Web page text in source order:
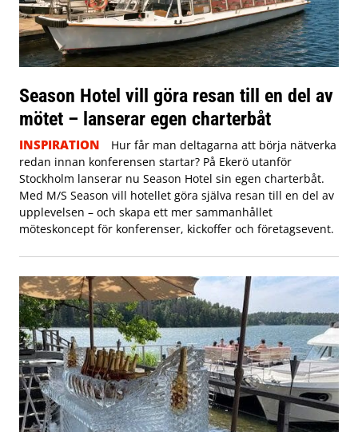
Season Hotel vill göra resan till en del av
mötet – lanserar egen charterbåt
INSPIRATION
Hur får man deltagarna att börja nätverka
redan innan konferensen startar? På Ekerö utanför
Stockholm lanserar nu Season Hotel sin egen charterbåt.
Med M/S Season vill hotellet göra själva resan till en del av
upplevelsen – och skapa ett mer sammanhållet
möteskoncept för konferenser, kickoffer och företagsevent.